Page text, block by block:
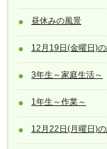
昼休みの風景
12月19日(金曜日)
3年生～家庭生活～
1年生～作業～
12月22日(月曜日)